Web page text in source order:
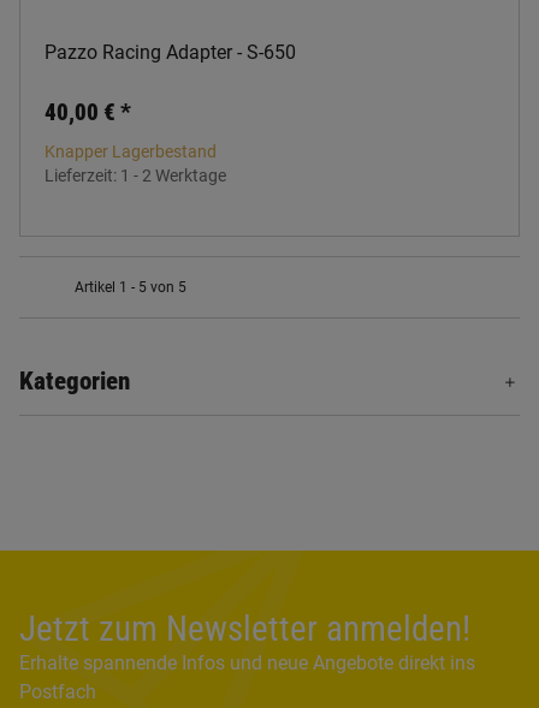
Pazzo Racing Adapter - S-650
40,00 € *
Knapper Lagerbestand
Lieferzeit: 1 - 2 Werktage
Artikel 1 - 5 von 5
Kategorien
Jetzt zum Newsletter anmelden!
Erhalte spannende Infos und neue Angebote direkt ins
Postfach